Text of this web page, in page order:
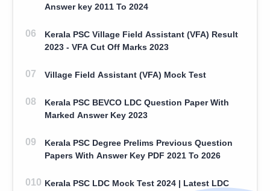
Answer key 2011 To 2024
Kerala PSC Village Field Assistant (VFA) Result
2023 - VFA Cut Off Marks 2023
Village Field Assistant (VFA) Mock Test
Kerala PSC BEVCO LDC Question Paper With
Marked Answer Key 2023
Kerala PSC Degree Prelims Previous Question
Papers With Answer Key PDF 2021 To 2026
Kerala PSC LDC Mock Test 2024 | Latest LDC